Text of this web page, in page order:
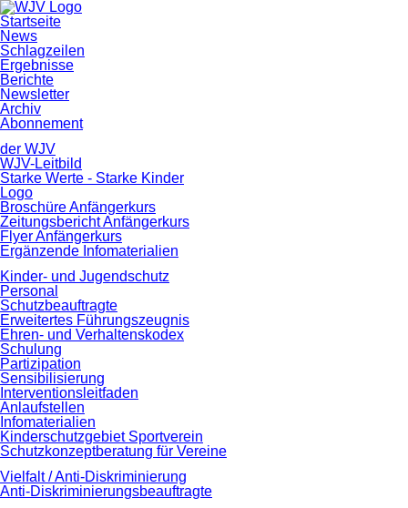
Navigation
überspringen
Startseite
News
Schlagzeilen
Ergebnisse
Berichte
Newsletter
Archiv
Abonnement
der WJV
WJV-Leitbild
Starke Werte - Starke Kinder
Logo
Broschüre Anfängerkurs
Zeitungsbericht Anfängerkurs
Flyer Anfängerkurs
Ergänzende Infomaterialien
Kinder- und Jugendschutz
Personal
Schutzbeauftragte
Erweitertes Führungszeugnis
Ehren- und Verhaltenskodex
Schulung
Partizipation
Sensibilisierung
Interventionsleitfaden
Anlaufstellen
Infomaterialien
Kinderschutzgebiet Sportverein
Schutzkonzeptberatung für Vereine
Vielfalt / Anti-Diskriminierung
Anti-Diskriminierungsbeauftragte